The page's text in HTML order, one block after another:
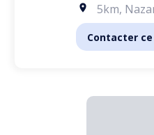
5km,
Contacter